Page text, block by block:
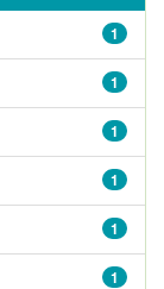
1
1
1
1
1
1